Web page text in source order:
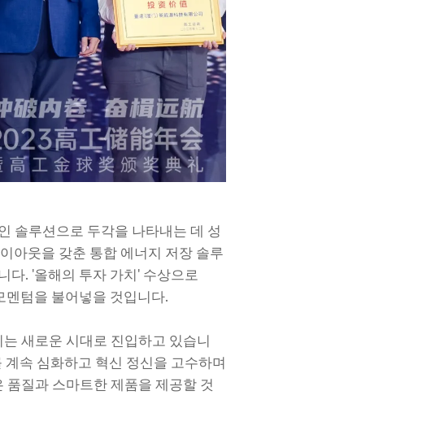
솔루션으로 두각을 나타내는 데 성
아웃을 갖춘 통합 에너지 저장 솔루
다. '올해의 투자 가치' 수상으로
멘텀을 불어넣을 것입니다.
새로운 시대로 진입하고 있습니
속 심화하고 혁신 정신을 고수하며
질과 스마트한 제품을 제공할 것